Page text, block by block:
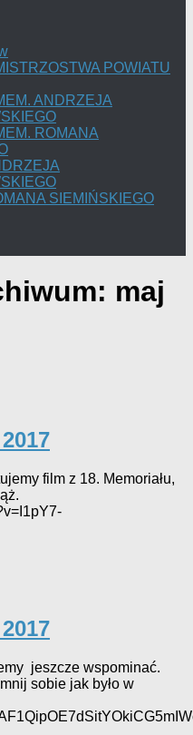
POWIATU
ANDRZEJA
ROMANA
SIEMIŃSKIEGO
maj
film z 18. Memoriału,
jeszcze wspominać.
sobie jak było w